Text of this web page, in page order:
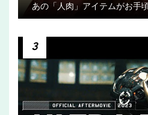
あの「人肉」アイテムがお手
3